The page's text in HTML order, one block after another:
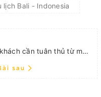
lịch Bali - Indonesia
[ Chú ý ] Bali công bố 20 điều du khách cần tuân thủ từ mùa hè năm nay
sau